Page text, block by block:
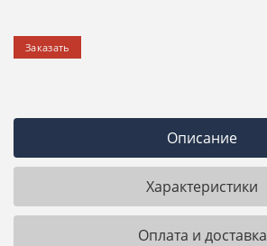
Заказать
Описание
Характеристики
Оплата и доставка